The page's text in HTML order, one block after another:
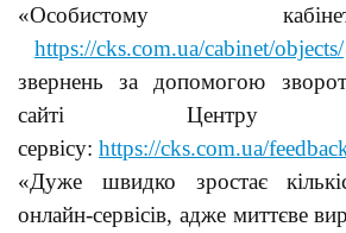
«Особистому
https://cks.com.ua/cabinet/objects/
звернень за допомогою
сайті Центру
сервісу: https://cks.com.ua/
«Дуже швидко зростає
онлайн-сервісів, адже миттєве